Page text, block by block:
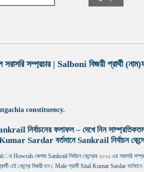
সরাসরি সম্প্রচার | Salboni বিজয়ী প্রার্থী
constituency.
নির্বাচনের ফলাফল – দেখে নিন
Sardar বর্তমানে Sankrail নির্বাচন
Howrah জেলার Sankrail নির্বাচন কেন্দ্রের ২০২১ এর সরাসরি
এই কেন্দ্রে বিজয়ী হন। Male প্রার্থী Sital Kumar Sardar বর্তমানে